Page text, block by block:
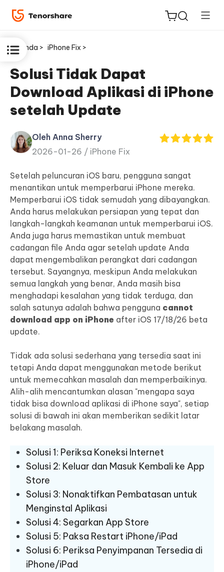
ReiBoot
untuk
iOS
Tenorshare
iAnyGo
Beranda > iPhone Fix >
Solusi Tidak Dapat
Download Aplikasi di iPhone
setelah Update
Oleh Anna Sherry
2026-01-26 / iPhone Fix
Setelah peluncuran iOS baru, pengguna sangat
menantikan untuk memperbarui iPhone mereka.
Memperbarui iOS tidak semudah yang dibayangkan.
Anda harus melakukan persiapan yang tepat dan
langkah-langkah keamanan untuk memperbarui iOS.
Anda juga harus memastikan untuk membuat
cadangan file Anda agar setelah update Anda
dapat mengembalikan perangkat dari cadangan
tersebut. Sayangnya, meskipun Anda melakukan
semua langkah yang benar, Anda masih bisa
menghadapi kesalahan yang tidak terduga, dan
salah satunya adalah bahwa pengguna cannot
download app on iPhone after iOS 17/18/26 beta
update.
Tidak ada solusi sederhana yang tersedia saat ini
tetapi Anda dapat menggunakan metode berikut
untuk memecahkan masalah dan memperbaikinya.
Alih-alih mencantumkan alasan "mengapa saya
tidak bisa download aplikasi di iPhone saya", setiap
solusi di bawah ini akan memberikan sedikit latar
belakang masalah.
Solusi 1: Periksa Koneksi Internet
Solusi 2: Keluar dan Masuk Kembali ke App
Store
Solusi 3: Nonaktifkan Pembatasan untuk
Menginstal Aplikasi
Solusi 4: Segarkan App Store
Solusi 5: Paksa Restart iPhone/iPad
Solusi 6: Periksa Penyimpanan Tersedia di
iPhone/iPad